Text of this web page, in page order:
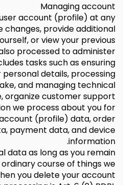
Managing account
account (profile) at any
changes, provide additional
or view your previous
processed to administer
tasks such as ensuring
details, processing
and managing technical
organize customer support
we process about you for
(profile) data, order
payment data, and device
information.
data as long as you remain
course of things we
you delete your account.